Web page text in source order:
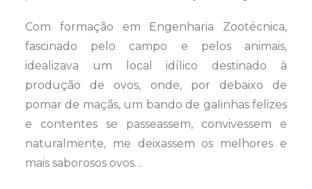
Com formação em Engenharia Zootécnica,
fascinado pelo campo e pelos animais,
idealizava um local idílico destinado à
produção de ovos, onde, por debaixo de
pomar de maçãs, um bando de galinhas felizes
e contentes se passeassem, convivessem e
naturalmente, me deixassem os melhores e
mais saborosos ovos…